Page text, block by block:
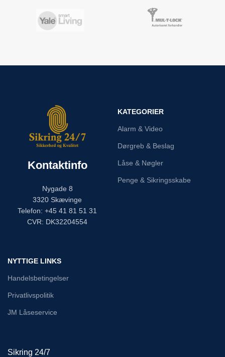
Kontaktinfo
Nygade 8
3320 Skævinge
Telefon: +45 41 81 51 31
CVR: DK32204554
KATEGORIER
Alarm & Video
Dørgreb & Beslag
Låse & Nøgler
Penge & Sikringsskabe
NYTTIGE LINKS
Handelsbetingelser
Privatlivspolitik
JM Låseservice
Sikring 24/7